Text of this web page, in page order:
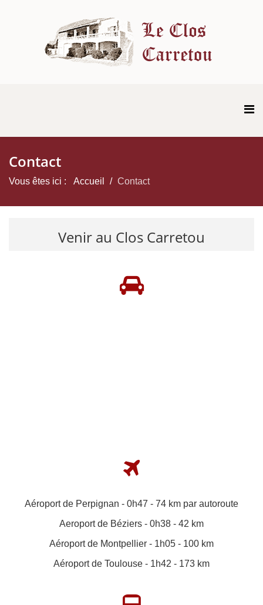
Contact
Vous êtes ici : Accueil Contact
Venir au Clos Carretou
Aéroport de Perpignan - 0h47 - 74 km par autoroute
Aeroport de Béziers - 0h38 - 42 km
Aéroport de Montpellier - 1h05 - 100 km
Aéroport de Toulouse - 1h42 - 173 km